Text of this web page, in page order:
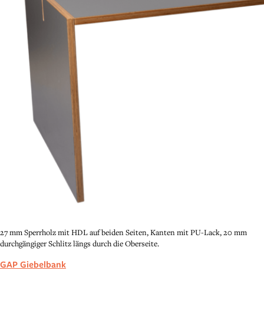
27 mm Sperrholz mit HDL auf beiden Seiten, Kanten mit PU-Lack, 20 mm
durchgängiger Schlitz längs durch die Oberseite.
GAP Giebelbank